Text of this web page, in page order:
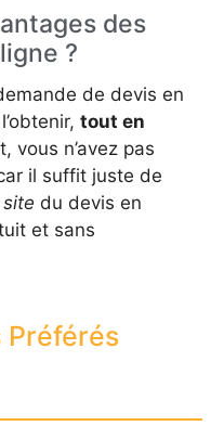
des
?
de devis en
tout en
vous n’avez pas
il suffit juste de
du devis en
et sans